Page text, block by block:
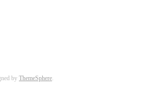
by ThemeSphere